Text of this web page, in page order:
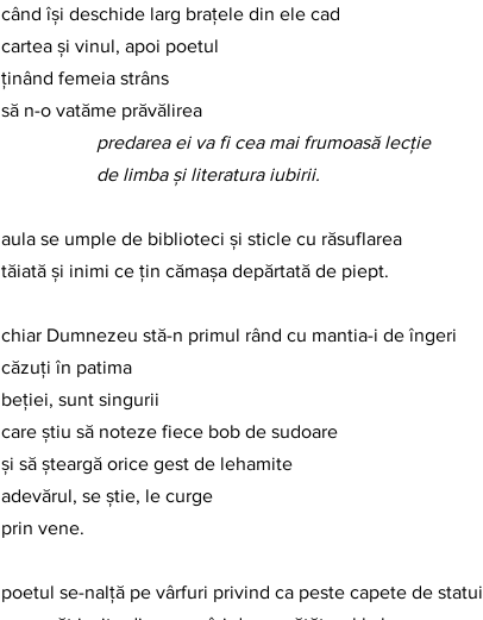
când își deschide larg brațele din ele cad
cartea și vinul, apoi poetul
ținând femeia strâns
să n-o vatăme prăvălirea
predarea ei va fi cea mai frumoasă lecție
de limba și literatura iubirii.
aula se umple de biblioteci și sticle cu răsuflarea
tăiată și inimi ce țin cămașa depărtată de piept.
chiar Dumnezeu stă-n primul rând cu mantia-i de îngeri
căzuți în patima
beției, sunt singurii
care știu să noteze fiece bob de sudoare
și să șteargă orice gest de lehamite
adevărul, se știe, le curge
prin vene.
poetul se-nalță pe vârfuri privind ca peste capete de statui